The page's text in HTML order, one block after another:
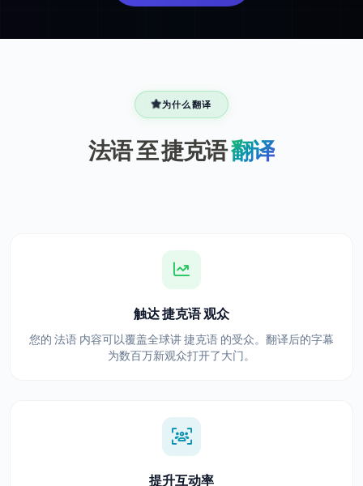
为什么翻译
法语 至 捷克语翻译
触达 捷克语 观众
您的 法语 内容可以覆盖全球讲 捷克语 的受众。翻译后的字幕
为数百万新观众打开了大门。
提升互动率